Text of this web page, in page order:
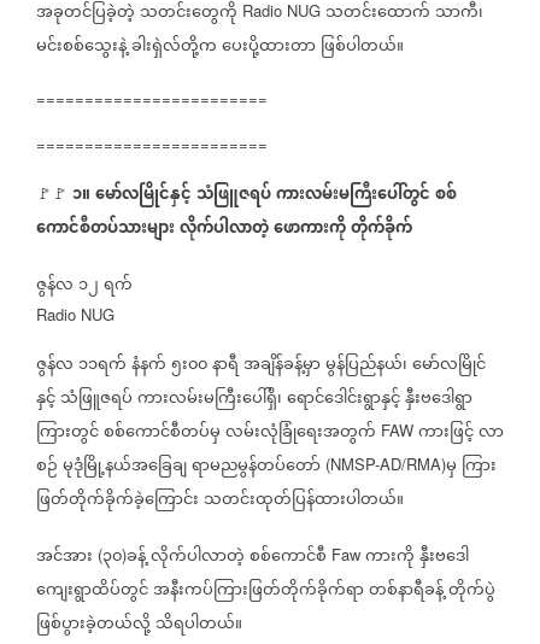
အခုတင်ပြခဲ့တဲ့ သတင်းတွေကို Radio NUG သတင်းထောက် သာကီ၊
မင်းစစ်သွေးနဲ့ခါးရှဲလ်တို့ကပေးပို့ထားတာဖြစ်ပါတယ်။
========================
========================
🚩🚩 ၁။မော်လမြိုင်နှင့်သံဖြူဇရပ်ကားလမ်းမကြီးပေါ်တွင်စစ်
ကောင်စီတပ်သားများလိုက်ပါလာတဲ့ဖောကားကိုတိုက်ခိုက်
ဇွန်လ ၁၂ရက်
Radio NUG
ဇွန်လ ၁၁ရက်နံနက်၅း၀၀နာရီအချိန်ခန့်မှာမွန်ပြည်နယ်၊မော်လမြိုင်
နှင့်သံဖြူဇရပ်ကားလမ်းမကြီးပေါ်ရှိ၊ရောင်ဒေါင်းရွာနှင့်နှီးဗဒေါရွာ
ကြားတွင်စစ်ကောင်စီတပ်မှလမ်းလုံခြုံရေးအတွက် FAW ကားဖြင့်လာ
စဉ်မုဒုံမြို့နယ်အခြေချရာမညမွန်တပ်တော် (NMSP-AD/RMA)မှ ကြား
ဖြတ်တိုက်ခိုက်ခဲ့ကြောင်း သတင်းထုတ်ပြန်ထားပါတယ်။
အင်အား (၃၀)ခန့်လိုက်ပါလာတဲ့စစ်ကောင်စီ Faw ကားကိုနှီးဗဒေါ
ကျေးရွာထိပ်တွင်အနီးကပ်ကြားဖြတ်တိုက်ခိုက်ရာတစ်နာရီခန့်တိုက်ပွဲ
ဖြစ်ပွားခဲ့တယ်လို့သိရပါတယ်။